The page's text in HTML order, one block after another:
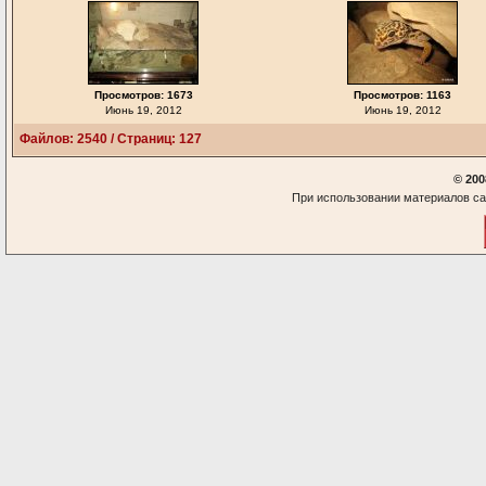
Просмотров: 1673
Июнь 19, 2012
Просмотров: 1163
Июнь 19, 2012
Файлов: 2540 / Страниц: 127
©
При использовании материалов